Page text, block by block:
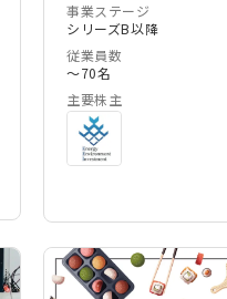
D2C
飲食店
事業ステージ
シリーズB以降
従業員数
〜70名
主要株主